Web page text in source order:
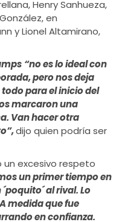
Henry Sanhueza,
en
y Lionel Altamirano,
“no es lo ideal con
pero nos deja
para el inicio del
marcaron una
Van hacer otra
dijo quien podría ser
un excesivo respeto
un primer tiempo en
al rival. Lo
medida que fue
en confianza.